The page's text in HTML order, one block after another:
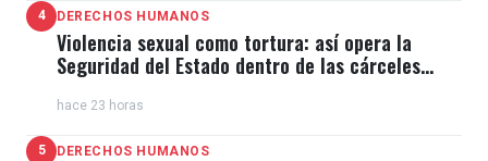
4 DERECHOS HUMANOS
Violencia sexual como tortura: así opera la
Seguridad del Estado dentro de las cárceles
hace 23 horas
5 DERECHOS HUMANOS